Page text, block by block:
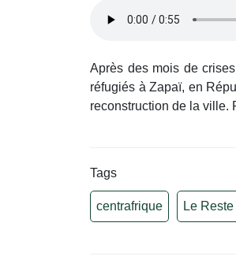
Après des mois de
réfugiés à Zapaï, en
reconstruction de la ville.
Tags
centrafrique Le